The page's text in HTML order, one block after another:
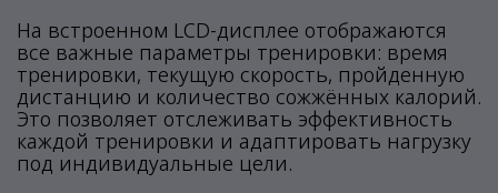
На встроенном LCD-дисплее отображаются
все важные параметры тренировки: время
тренировки, текущую скорость, пройденную
дистанцию и количество сожжённых калорий.
Это позволяет отслеживать эффективность
каждой тренировки и адаптировать нагрузку
под индивидуальные цели.